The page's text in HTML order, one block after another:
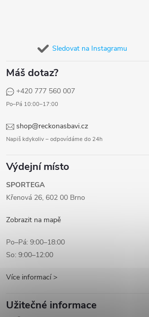
Sledovat na Instagramu
Máš dotaz?
+420 777 560 007
Po–Pá 10:00–17:00
shop@reckonasbavi.cz
Napiš kdykoliv – odpovídáme do 24h
Výdejní místo
SPORTEGA
Křenová 26, 602 00 Brno
Zobrazit na mapě
Po–Pá: 9:00–18:00
So: 9:00–12:00
Více informací >
Užitečné informace